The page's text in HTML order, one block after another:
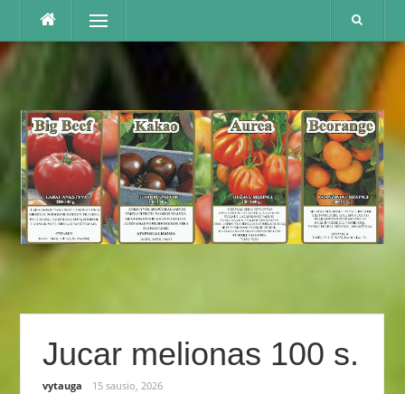
Praleisti
Menu
Jucar melionas 100 s.
vytauga 15 sausio, 2026